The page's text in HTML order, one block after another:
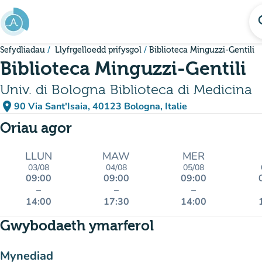
Mynd i'r prif gynnwys
Sefydliadau Llyfrgelloedd prifysgol Biblioteca Minguzzi-Gentili
Biblioteca Minguzzi-Gentili
Univ. di Bologna Biblioteca di Medicina
place 90 Via Sant'Isaia, 40123 Bologna, Italie
(agor yn Google Maps)
(tab newydd)
Oriau agor
LLUN
03/08
09:00
–
14:00
MAW
04/08
09:00
–
17:30
MER
05/08
09:00
–
14:00
Gwybodaeth ymarferol
Mynediad